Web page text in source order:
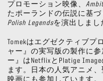
プロモーション映像、
たポーランドの伝説に基
Polish Legendsを演出しまし
Tomekはエグゼクティブ
ャー』の実写版の製作に
ー』はNetflixとPlatige
ます。日本の人気アニメ